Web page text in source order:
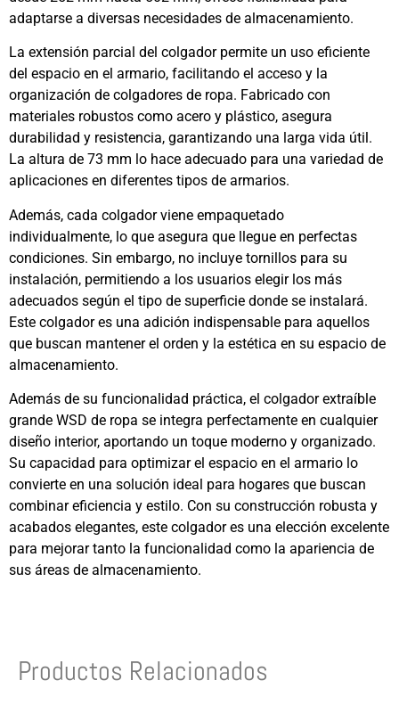
adaptarse a diversas necesidades de almacenamiento.
La extensión parcial del colgador permite un uso eficiente
del espacio en el armario, facilitando el acceso y la
organización de colgadores de ropa. Fabricado con
materiales robustos como acero y plástico, asegura
durabilidad y resistencia, garantizando una larga vida útil.
La altura de 73 mm lo hace adecuado para una variedad de
aplicaciones en diferentes tipos de armarios.
Además, cada colgador viene empaquetado
individualmente, lo que asegura que llegue en perfectas
condiciones. Sin embargo, no incluye tornillos para su
instalación, permitiendo a los usuarios elegir los más
adecuados según el tipo de superficie donde se instalará.
Este colgador es una adición indispensable para aquellos
que buscan mantener el orden y la estética en su espacio de
almacenamiento.
Además de su funcionalidad práctica, el colgador extraíble
grande WSD de ropa se integra perfectamente en cualquier
diseño interior, aportando un toque moderno y organizado.
Su capacidad para optimizar el espacio en el armario lo
convierte en una solución ideal para hogares que buscan
combinar eficiencia y estilo. Con su construcción robusta y
acabados elegantes, este colgador es una elección excelente
para mejorar tanto la funcionalidad como la apariencia de
sus áreas de almacenamiento.
Productos Relacionados